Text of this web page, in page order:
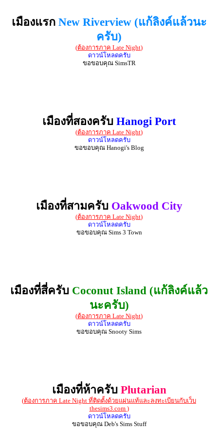
เมืองแรก New Riverview (แก้ลิงค์แล้วนะ
ครับ)
(ต้องการภาค Late Night)
ดาวน์โหลดครับ
ขอขอบคุณ SimsTR
เมืองที่สองครับ Hanogi Port
(ต้องการภาค Late Night)
ดาวน์โหลดครับ
ขอขอบคุณ Hanogi's Blog
เมืองที่สามครับ Oakwood City
(ต้องการภาค Late Night)
ดาวน์โหลดครับ
ขอขอบคุณ Sims 3 Town
เมืองที่สี่ครับ Coconut Island (แก้ลิงค์แล้ว
นะครับ)
(ต้องการภาค Late Night)
ดาวน์โหลดครับ
ขอขอบคุณ Snooty Sims
เมืองที่ห้าครับ Plutarian
(ต้องการภาค Late Night ที่ติดตั้งด้วยแผ่นแท้และลงทะเบียนกับเว็บ
thesims3.com )
ดาวน์โหลดครับ
ขอขอบคุณ Deb's Sims Stuff